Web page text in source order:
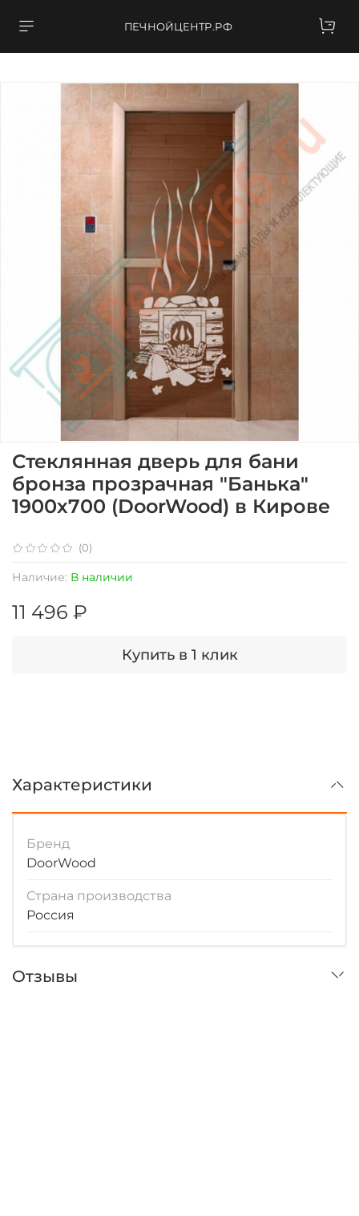
ПЕЧНОЙЦЕНТР.РФ
(0)
Наличие: В наличии
Стеклянная дверь для бани
бронза прозрачная "Банька"
1900х700 (DoorWood) в Кирове
11 496 ₽
Купить в 1 клик
Характеристики
Бренд
DoorWood
Страна производства
Россия
Отзывы